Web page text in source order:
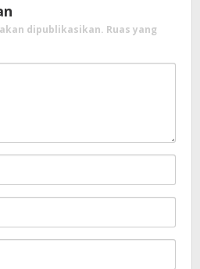
dipublikasikan. Ruas yang